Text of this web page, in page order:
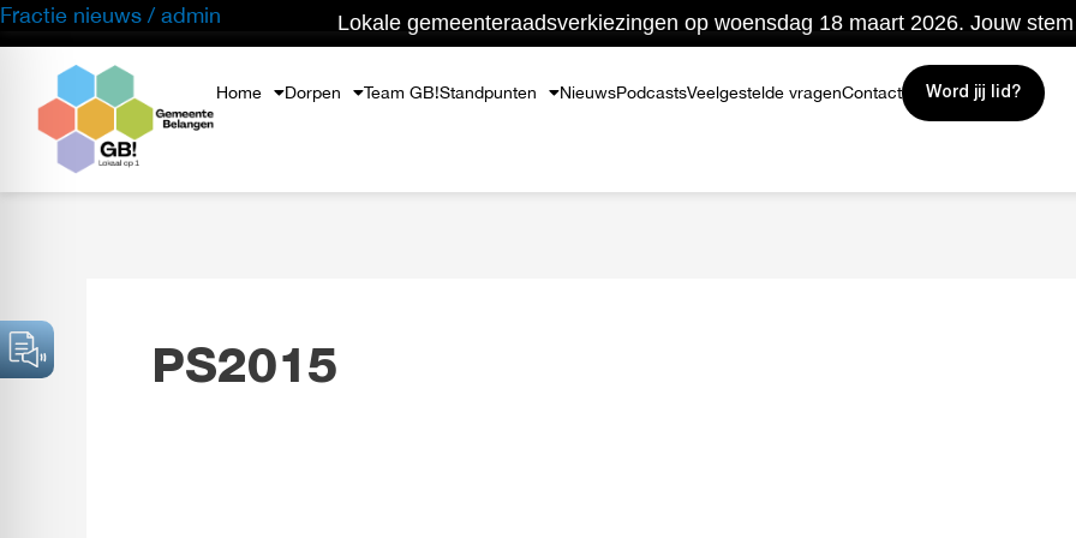
Ga
naar
inhoud
Lokale gemeenteraadsverkiezingen op woensdag 18 maart 2026. Jouw
Home Dorpen Team GB!Standpunten NieuwsPodcastsVeelgestelde vragenContact Word jij lid?
PS2015
Fractie nieuws / admin